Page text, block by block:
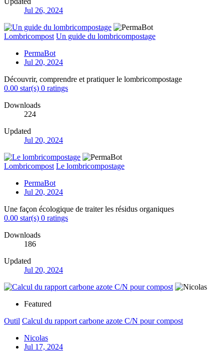
Jul 26, 2024
Lombricompost Un guide du lombricompostage
PermaBot
Jul 20, 2024
Découvrir, comprendre et pratiquer le lombricompostage
0.00 star(s) 0 ratings
Downloads
224
Updated
Jul 20, 2024
Lombricompost Le lombricompostage
PermaBot
Jul 20, 2024
Une façon écologique de traiter les résidus organiques
0.00 star(s) 0 ratings
Downloads
186
Updated
Jul 20, 2024
Featured
Outil Calcul du rapport carbone azote C/N pour compost
Nicolas
Jul 17, 2024